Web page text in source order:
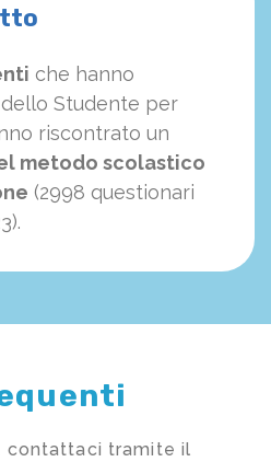
che hanno
Studente per
riscontrato un
metodo scolastico
(2998 questionari
contattaci tramite il